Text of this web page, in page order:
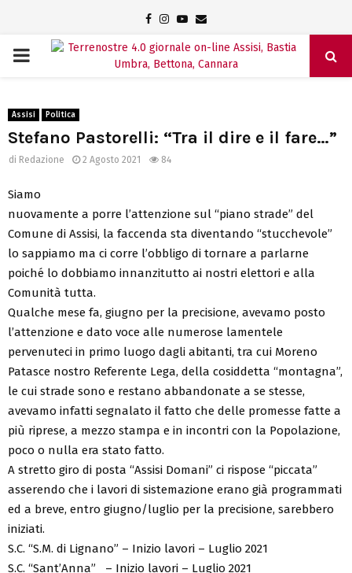
Facebook
Instagram
Youtube
Email
PRIMARY
Assisi Politica
Stefano Pastorelli: “Tra il dire e il fare…”
di Redazione 2 Agosto 2021 84
Siamo
nuovamente a porre l’attenzione sul “piano strade” del
Comune di Assisi, la faccenda sta diventando “stucchevole”
lo sappiamo ma ci corre l’obbligo di tornare a parlarne
poiché lo dobbiamo innanzitutto ai nostri elettori e alla
Comunità tutta.
Qualche mese fa, giugno per la precisione, avevamo posto
l’attenzione e dato voce alle numerose lamentele
pervenuteci in primo luogo dagli abitanti, tra cui Moreno
Patasce nostro Referente Lega, della cosiddetta “montagna”,
le cui strade sono e restano abbandonate a se stesse,
avevamo infatti segnalato il fatto che delle promesse fatte a
più riprese, a mezzo stampa e in incontri con la Popolazione,
poco o nulla era stato fatto.
A stretto giro di posta “Assisi Domani” ci rispose “piccata”
asserendo che i lavori di sistemazione erano già programmati
ed a breve, entro giugno/luglio per la precisione, sarebbero
iniziati.
S.C. “S.M. di Lignano” – Inizio lavori – Luglio 2021
S.C. “Sant’Anna” – Inizio lavori – Luglio 2021